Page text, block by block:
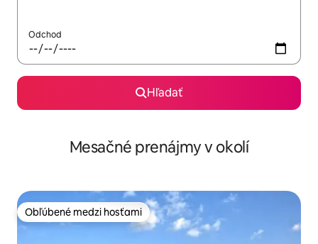
Odchod
Hľadať
Mesačné prenájmy v okolí
Obľúbené medzi hosťami
Obľúbené medzi hosťami